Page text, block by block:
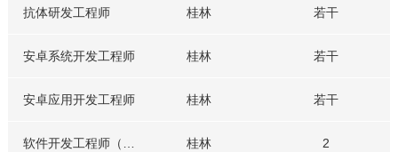
抗体研发工程师 桂林 若干
安卓系统开发工程师 桂林 若干
安卓应用开发工程师 桂林 若干
软件开发工程师（java后端） 桂林 2